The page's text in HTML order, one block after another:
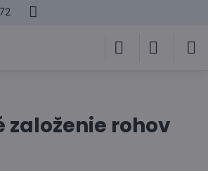
založenie rohov